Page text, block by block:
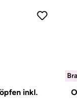
inkl.